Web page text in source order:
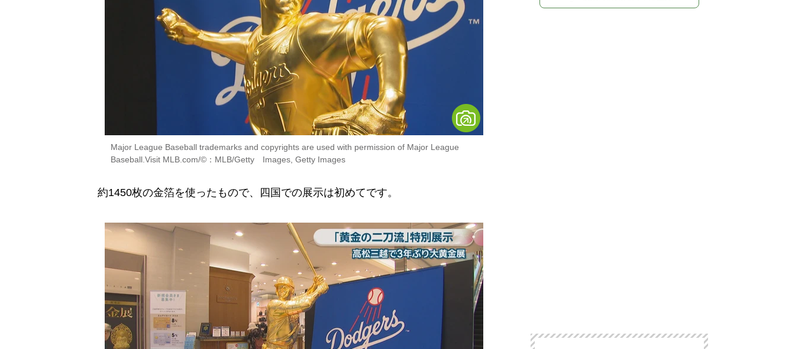
Major League Baseball trademarks and copyrights are used with permission of Major League
Baseball.Visit MLB.com/©：MLB/Getty Images, Getty Images
約1450枚の金箔を使ったもので、四国での展示は初めてです。